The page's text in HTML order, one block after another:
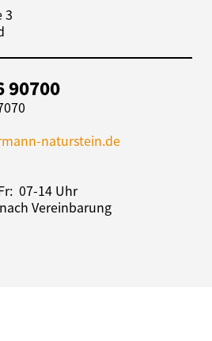
3
90700
naturstein.de
07-14 Uhr
Vereinbarung